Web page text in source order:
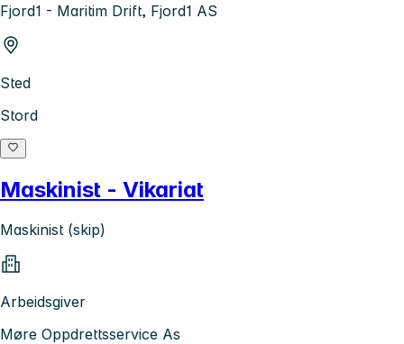
Fjord1 - Maritim Drift, Fjord1 AS
Sted
Stord
Maskinist - Vikariat
Maskinist (skip)
Arbeidsgiver
Møre Oppdrettsservice As